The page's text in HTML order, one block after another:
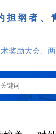
担纲者、
奖励大会、